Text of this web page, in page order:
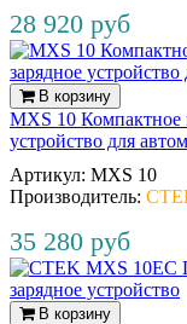
28 920 руб
В корзину
MXS 10 Компактное
устройство для
Артикул: MXS 10
Производитель:
35 280 руб
В корзину